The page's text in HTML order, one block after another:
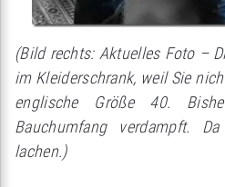
(Bild rechts: Aktuelles Foto –
im Kleiderschrank, weil Sie
englische Größe 40.
Bauchumfang verdampft.
lachen.)